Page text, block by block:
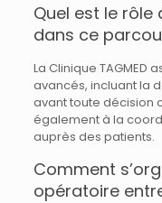
Quel est le rôle
dans ce
La Clinique TAGMED
avancés, incluant la
avant toute décision
également à la
auprès des patients.
Comment
opératoire